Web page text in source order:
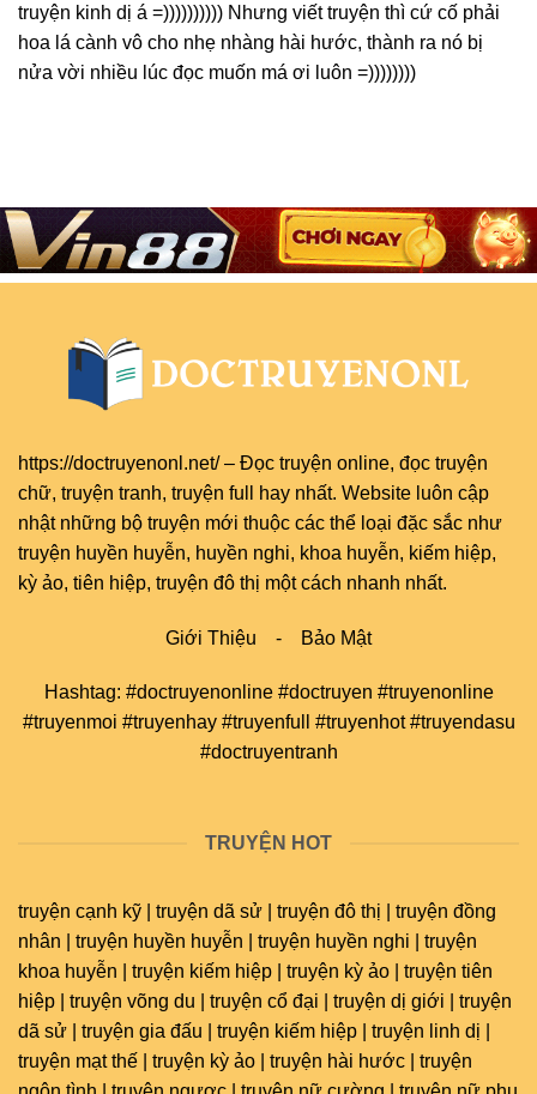
truyện kinh dị á =)))))))))) Nhưng viết truyện thì cứ cố phải
hoa lá cành vô cho nhẹ nhàng hài hước, thành ra nó bị
nửa vời nhiều lúc đọc muốn má ơi luôn =))))))))
https://doctruyenonl.net/– Đọc truyện online, đọc truyện
chữ, truyện tranh, truyện full
hay nhất. Website luôn cập
nhật những bộ truyện mới thuộc các thể loại đặc sắc như
truyện huyền huyễn, huyền nghi, khoa huyễn, kiếm hiệp,
kỳ ảo, tiên hiệp, truyện đô thị một cách nhanh nhất.
Giới Thiệu - Bảo Mật
Hashtag: #doctruyenonline #doctruyen #truyenonline
#truyenmoi #truyenhay #truyenfull #truyenhot #truyendasu
#doctruyentranh
TRUYỆN HOT
truyện cạnh kỹ | truyện dã sử | truyện đô thị | truyện đồng
nhân | truyện huyền huyễn | truyện huyền nghi | truyện
khoa huyễn | truyện kiếm hiệp | truyện kỳ ảo | truyện tiên
hiệp | truyện võng du | truyện cổ đại | truyện dị giới | truyện
dã sử | truyện gia đấu | truyện kiếm hiệp | truyện linh dị |
truyện mạt thế | truyện kỳ ảo | truyện hài hước | truyện